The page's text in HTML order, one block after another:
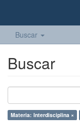
Buscar
Buscar
Materia: Interdisciplina ×